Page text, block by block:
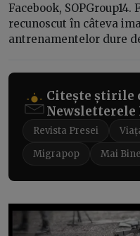
Facebook,
recunoscut în câteva
antrenamentelor dure
Citește știrile
Newsletterele
Revista Presei
Migrapop
Mai Bine